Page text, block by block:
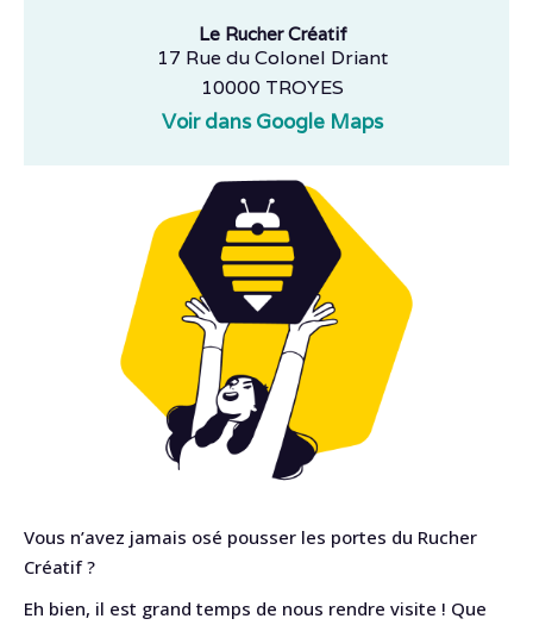
Le Rucher Créatif
17 Rue du Colonel Driant
10000 TROYES
Voir dans Google Maps
Vous n’avez jamais osé pousser les portes du Rucher
Créatif ?
Eh bien, il est grand temps de nous rendre visite ! Que